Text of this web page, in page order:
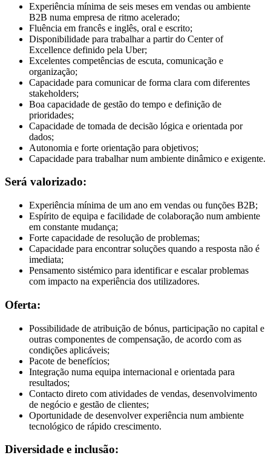
Experiência mínima de seis meses em vendas ou ambiente
B2B numa empresa de ritmo acelerado;
Fluência em francês e inglês, oral e escrito;
Disponibilidade para trabalhar a partir do Center of
Excellence definido pela Uber;
Excelentes competências de escuta, comunicação e
organização;
Capacidade para comunicar de forma clara com diferentes
stakeholders;
Boa capacidade de gestão do tempo e definição de
prioridades;
Capacidade de tomada de decisão lógica e orientada por
dados;
Autonomia e forte orientação para objetivos;
Capacidade para trabalhar num ambiente dinâmico e exigente.
Será valorizado:
Experiência mínima de um ano em vendas ou funções B2B;
Espírito de equipa e facilidade de colaboração num ambiente
em constante mudança;
Forte capacidade de resolução de problemas;
Capacidade para encontrar soluções quando a resposta não é
imediata;
Pensamento sistémico para identificar e escalar problemas
com impacto na experiência dos utilizadores.
Oferta:
Possibilidade de atribuição de bónus, participação no capital e
outras componentes de compensação, de acordo com as
condições aplicáveis;
Pacote de benefícios;
Integração numa equipa internacional e orientada para
resultados;
Contacto direto com atividades de vendas, desenvolvimento
de negócio e gestão de clientes;
Oportunidade de desenvolver experiência num ambiente
tecnológico de rápido crescimento.
Diversidade e inclusão: